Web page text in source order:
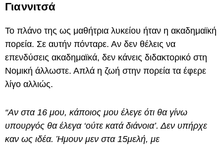
Γιαννιτσά
Το πλάνο της ως μαθήτρια λυκείου ήταν η ακαδημαϊκή
πορεία. Σε αυτήν πόνταρε. Αν δεν θέλεις να
επενδύσεις ακαδημαϊκά, δεν κάνεις διδακτορικό στη
Νομική άλλωστε. Απλά η ζωή στην πορεία τα έφερε
λίγο αλλιώς.
“Αν στα 16 μου, κάποιος μου έλεγε ότι θα γίνω
υπουργός θα έλεγα ‘ούτε κατά διάνοια’. Δεν υπήρχε
καν ως ιδέα. Ήμουν μεν στα 15μελή, με